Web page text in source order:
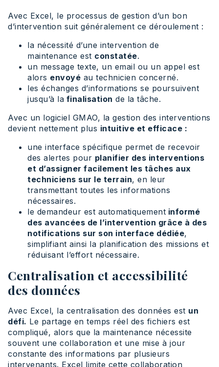
Avec Excel, le processus de gestion d’un bon
d’intervention suit généralement ce déroulement :
la nécessité d’une intervention de
maintenance est constatée.
un message texte, un email ou un appel est
alors envoyé au technicien concerné.
les échanges d’informations se poursuivent
jusqu’à la finalisation de la tâche.
Avec un logiciel GMAO, la gestion des interventions
devient nettement plus intuitive et efficace :
une interface spécifique permet de recevoir
des alertes pour planifier des interventions
et d’assigner facilement les tâches aux
techniciens sur le terrain, en leur
transmettant toutes les informations
nécessaires.
le demandeur est automatiquement informé
des avancées de l’intervention grâce à des
notifications sur son interface dédiée,
simplifiant ainsi la planification des missions et
réduisant l’effort nécessaire.
Centralisation et accessibilité
des données
Avec Excel, la centralisation des données est un
défi. Le partage en temps réel des fichiers est
compliqué, alors que la maintenance nécessite
souvent une collaboration et une mise à jour
constante des informations par plusieurs
intervenants. Excel limite cette collaboration